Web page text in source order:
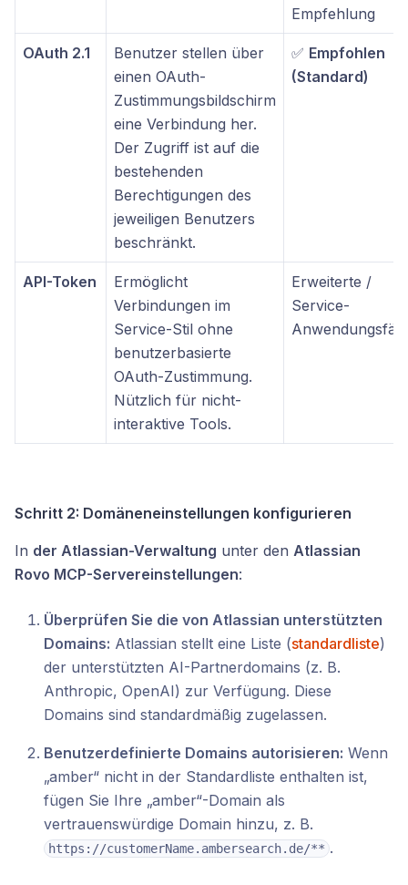
Empfehlung
OAuth 2.1
Benutzer stellen über
einen OAuth-
Zustimmungsbildschirm
eine Verbindung her.
Der Zugriff ist auf die
bestehenden
Berechtigungen des
jeweiligen Benutzers
beschränkt.
✅ Empfohlen
(Standard)
API-Token
Ermöglicht
Verbindungen im
Service-Stil ohne
benutzerbasierte
OAuth-Zustimmung.
Nützlich für nicht-
interaktive Tools.
Erweiterte /
Service-
Schritt 2: Domäneneinstellungen konfigurieren
In der Atlassian-Verwaltung unter den Atlassian
Rovo MCP-Servereinstellungen:
Überprüfen Sie die von Atlassian unterstützten
Domains: Atlassian stellt eine Liste (standardliste)
der unterstützten AI-Partnerdomains (z. B.
Anthropic, OpenAI) zur Verfügung. Diese
Domains sind standardmäßig zugelassen.
Benutzerdefinierte Domains autorisieren: Wenn
„amber“ nicht in der Standardliste enthalten ist,
fügen Sie Ihre „amber“-Domain als
vertrauenswürdige Domain hinzu, z. B.
https://customerName.ambersearch.de/** .